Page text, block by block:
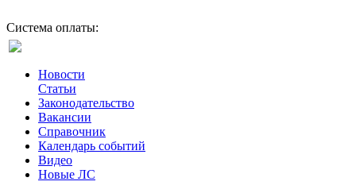
Система оплаты:
Новости
Статьи
Законодательство
Вакансии
Справочник
Календарь событий
Видео
Новые ЛС